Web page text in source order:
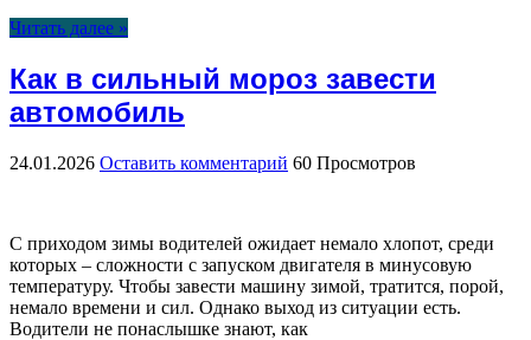
Читать далее »
Как в сильный мороз завести
автомобиль
24.01.2026 Оставить комментарий 60 Просмотров
С приходом зимы водителей ожидает немало хлопот, среди
которых – сложности с запуском двигателя в минусовую
температуру. Чтобы завести машину зимой, тратится, порой,
немало времени и сил. Однако выход из ситуации есть.
Водители не понаслышке знают, как